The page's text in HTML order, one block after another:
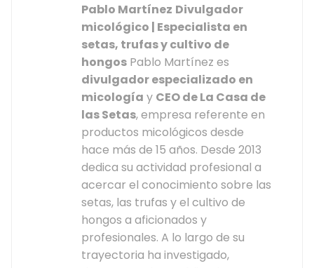
Pablo Martínez Divulgador
micológico | Especialista en
setas, trufas y cultivo de
hongos Pablo Martínez es
divulgador especializado en
micología y CEO de La Casa de
las Setas, empresa referente en
productos micológicos desde
hace más de 15 años. Desde 2013
dedica su actividad profesional a
acercar el conocimiento sobre las
setas, las trufas y el cultivo de
hongos a aficionados y
profesionales. A lo largo de su
trayectoria ha investigado,